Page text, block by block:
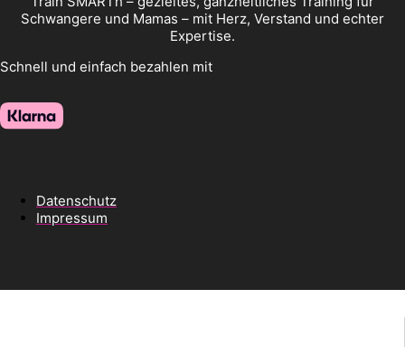
Schwangere und Mamas – mit Herz, Verstand und echter
Expertise.
Schnell und einfach bezahlen mit
Datenschutz
Impressum